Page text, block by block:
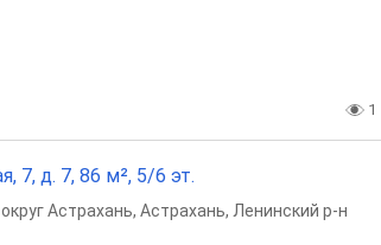
1
7, д. 7, 86 м², 5/6 эт.
Астрахань, Астрахань, Ленинский р-н